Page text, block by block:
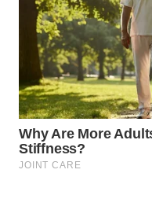
WN
MADURA
WN
SURABAYA
NATUNA